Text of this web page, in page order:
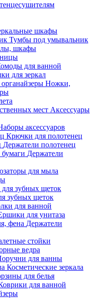
шкафы
Тумбы под умывальник
шкафы
для ванной
для зеркал
Ножки,
Аксессуары
аксессуаров
Крючки для полотенец
Держатели полотенец
Держатели
для мыла
зубных щеток
для ванной
для унитаза
Держатели
стойки
ведра
для ванны
Косметические зеркала
для белья
для ванной